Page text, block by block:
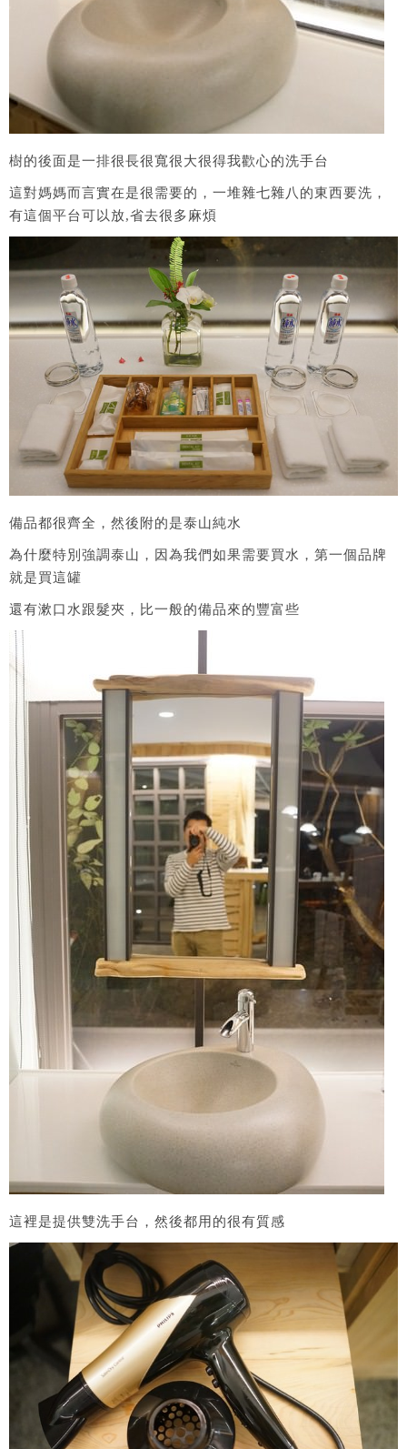
樹的後面是一排很長很寬很大很得我歡心的洗手台
這對媽媽而言實在是很需要的，一堆雜七雜八的東西要洗，
有這個平台可以放,省去很多麻煩
備品都很齊全，然後附的是泰山純水
為什麼特別強調泰山，因為我們如果需要買水，第一個品牌
就是買這罐
還有漱口水跟髮夾，比一般的備品來的豐富些
這裡是提供雙洗手台，然後都用的很有質感